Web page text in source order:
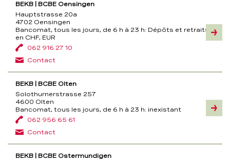
BEKB | BCBE Oensingen
Hauptstrasse 20a
4702 Oensingen
Bancomat, tous les jours, de 6 h à 23 h: Dépôts et retraits
en CHF, EUR
062 916 27 10
Contact
BEKB | BCBE Olten
Solothurnerstrasse 257
4600 Olten
Bancomat, tous les jours, de 6 h à 23 h: inexistant
062 956 65 61
Contact
BEKB | BCBE Ostermundigen